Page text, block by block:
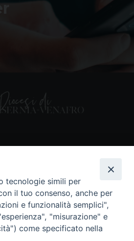
nostri social
tecnologie simili per
il tuo consenso, anche per
e funzionalità semplici",
"misurazione" e
come specificato nella